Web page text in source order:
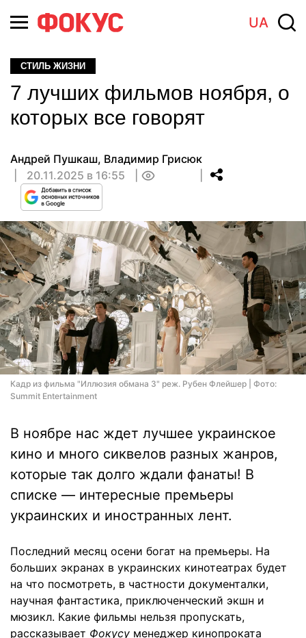
UA
СТИЛЬ ЖИЗНИ
7 лучших фильмов ноября, о
которых все говорят
Андрей Пушкаш, Владимир Грисюк
20.11.2025 в 16:55
Кадр из фильма "Иллюзия обмана 3" реж. Рубен Флейшер | Фото:
Summit Entertainment
В ноябре нас ждет лучшее украинское
кино и много сиквелов разных жанров,
которые так долго ждали фанаты! В
списке — интересные премьеры
украинских и иностранных лент.
Последний месяц осени богат на премьеры. На
больших экранах в украинских кинотеатрах будет
на что посмотреть, в частности документалки,
научная фантастика, приключенческий экшн и
мюзикл. Какие фильмы нельзя пропускать,
рассказывает Фокусу менеджер кинопроката